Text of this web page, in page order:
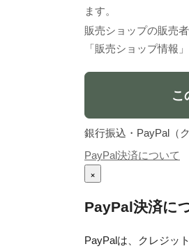
ます。
販売ショップの販売
「販売ショップ情報
こ
銀行振込・PayPal（
PayPal決済について
×
PayPal決済に
PayPalは、クレジッ